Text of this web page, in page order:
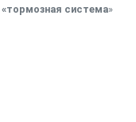
«тормозная система»